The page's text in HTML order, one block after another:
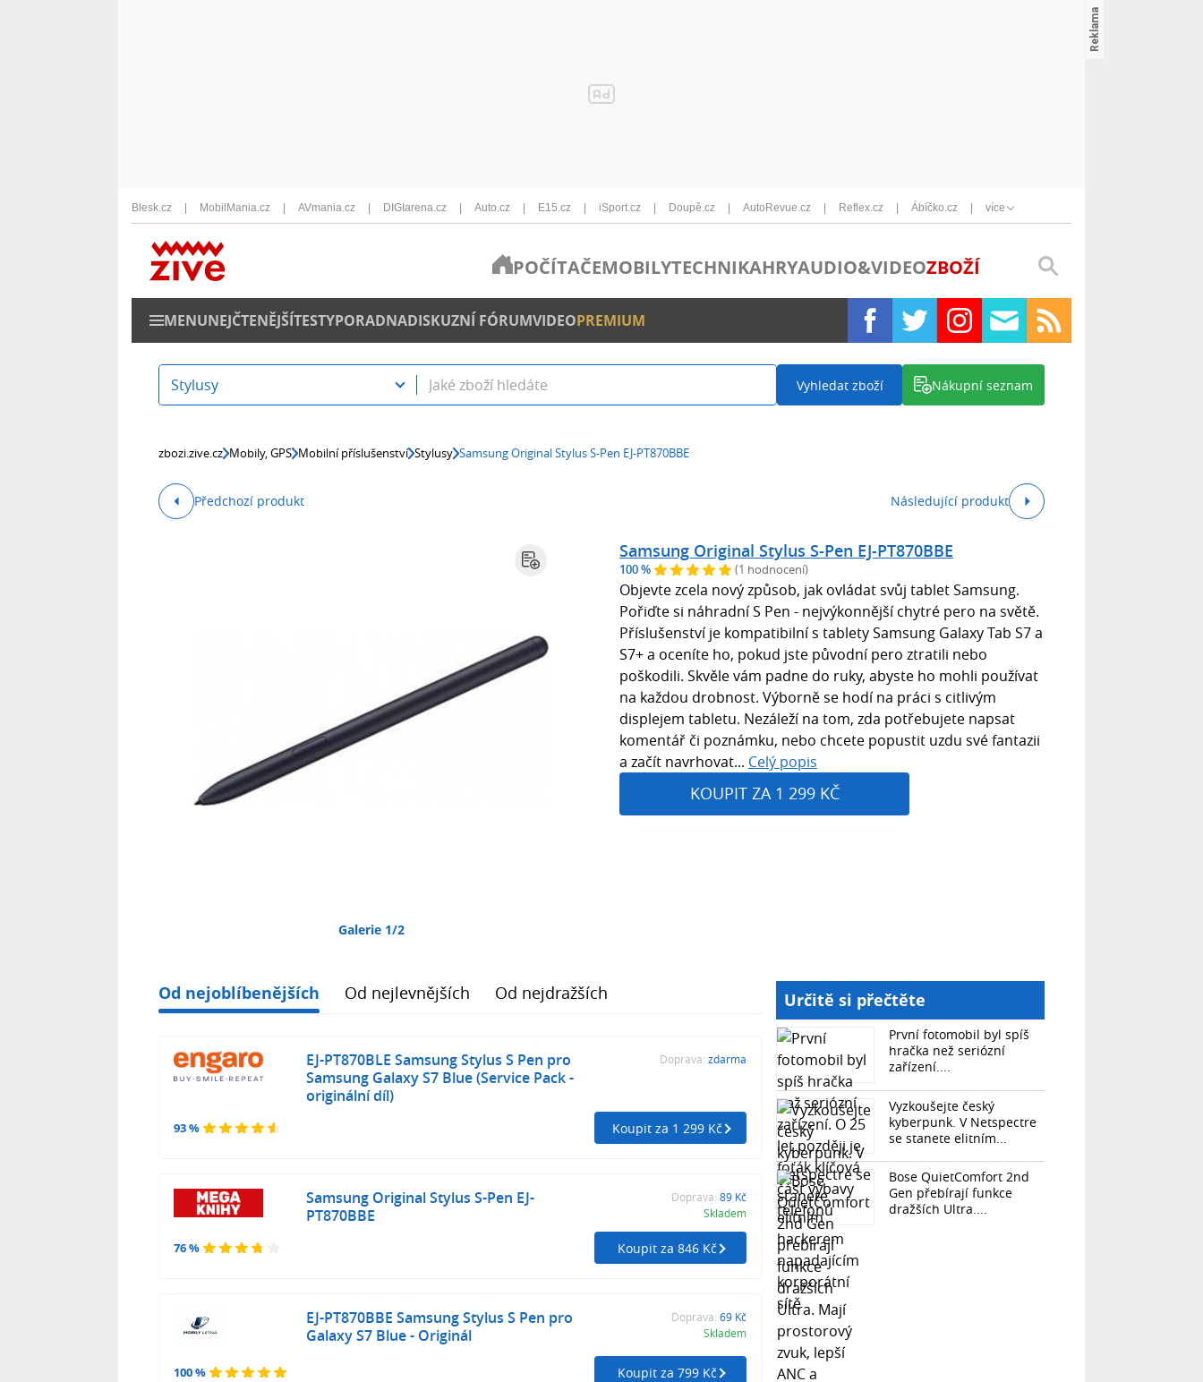
Blesk.cz MobilMania.cz AVmania.cz DIGIarena.cz Auto.cz E15.cz iSport.cz Doupě.cz AutoRevue.cz Reflex.cz Ábíčko.cz více
POČÍTAČEMOBILYTECHNIKAHRYAUDIO&VIDEOZBOŽÍ
MENUNEJČTENĚJŠÍTESTYPORADNADISKUZNÍ FÓRUMVIDEOPREMIUM
Stylusy Vyhledat zboží Nákupní seznam
zbozi.zive.cz Mobily, GPS Mobilní příslušenství Stylusy Samsung Original Stylus S-Pen EJ-PT870BBE
Předchozí produkt Následující produkt
Galerie 1/2
Samsung Original Stylus S-Pen EJ-PT870BBE
100 % (1 hodnocení)
Objevte zcela nový způsob, jak ovládat svůj tablet Samsung.
Pořiďte si náhradní S Pen - nejvýkonnější chytré pero na světě.
Příslušenství je kompatibilní s tablety Samsung Galaxy Tab S7 a
S7+ a oceníte ho, pokud jste původní pero ztratili nebo
poškodili. Skvěle vám padne do ruky, abyste ho mohli používat
na každou drobnost. Výborně se hodí na práci s citlivým
displejem tabletu. Nezáleží na tom, zda potřebujete napsat
komentář či poznámku, nebo chcete popustit uzdu své fantazii
a začít navrhovat... Celý popis
KOUPIT ZA 1 299 KČ
Od nejoblíbenějších Od nejlevnějších Od nejdražších
93 %
EJ-PT870BLE Samsung Stylus S Pen pro
Samsung Galaxy S7 Blue (Service Pack -
originální díl)
Doprava: zdarma
Koupit za 1 299 Kč
76 %
Samsung Original Stylus S-Pen EJ-
PT870BBE
Doprava: 89 Kč
Skladem
Koupit za 846 Kč
100 %
EJ-PT870BBE Samsung Stylus S Pen pro
Galaxy S7 Blue - Originál
Doprava: 69 Kč
Skladem
Koupit za 799 Kč
Určitě si přečtěte
První fotomobil byl spíš
hračka než seriózní
zařízení....
Vyzkoušejte český
kyberpunk. V Netspectre
se stanete elitním...
Bose QuietComfort 2nd
Gen přebírají funkce
dražších Ultra....